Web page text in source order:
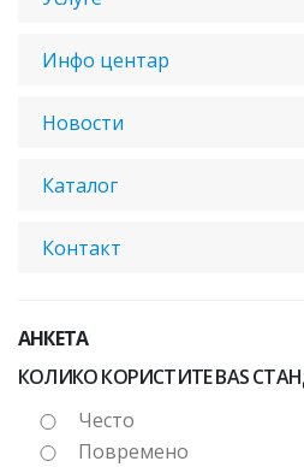
Инфо центар
Новости
Каталог
Контакт
АНКЕТА
КОЛИКО КОРИСТИТЕ BAS
Често
Повремено